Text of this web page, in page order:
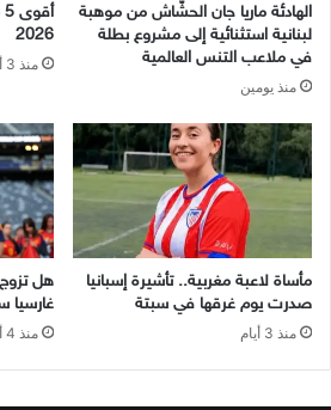
الهادئة ماريا جان الحشّاش من موهبة
لبنانية استثنائية إلى مشروع بطلة
في ملاعب التنس العالمية
منذ يومين
2026
منذ 3 أيام
مأساة لاعبة مغربية.. تأشيرة إسبانيا
صدرت يوم غرقها في سبتة
منذ 3 أيام
هل
غارسيا
منذ 4 أيام